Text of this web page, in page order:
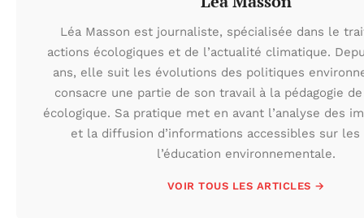
Léa Masson est journaliste, spécialisée dans le
actions écologiques et de l’actualité climatique.
ans, elle suit les évolutions des politiques
consacre une partie de son travail à la pédagogie
écologique. Sa pratique met en avant l’analyse des
et la diffusion d’informations accessibles sur les
l’éducation environnementale.
VOIR TOUS LES ARTICLES →